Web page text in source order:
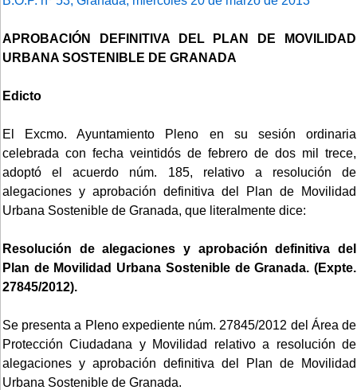
APROBACIÓN DEFINITIVA DEL PLAN DE MOVILIDAD
URBANA SOSTENIBLE DE GRANADA
Edicto
El Excmo. Ayuntamiento Pleno en su sesión ordinaria
celebrada con fecha veintidós de febrero de dos mil trece,
adoptó el acuerdo núm. 185, relativo a resolución de
alegaciones y aprobación definitiva del Plan de Movilidad
Urbana Sostenible de Granada, que literalmente dice:
Resolución de alegaciones y aprobación definitiva del
Plan de Movilidad Urbana Sostenible de Granada. (Expte.
27845/2012).
Se presenta a Pleno expediente núm. 27845/2012 del Área de
Protección Ciudadana y Movilidad relativo a resolución de
alegaciones y aprobación definitiva del Plan de Movilidad
Urbana Sostenible de Granada.